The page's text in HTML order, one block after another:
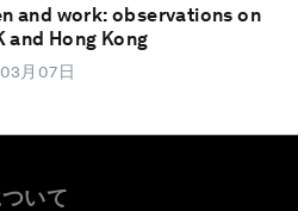
and work: observations on
and Hong Kong
月07日
いて